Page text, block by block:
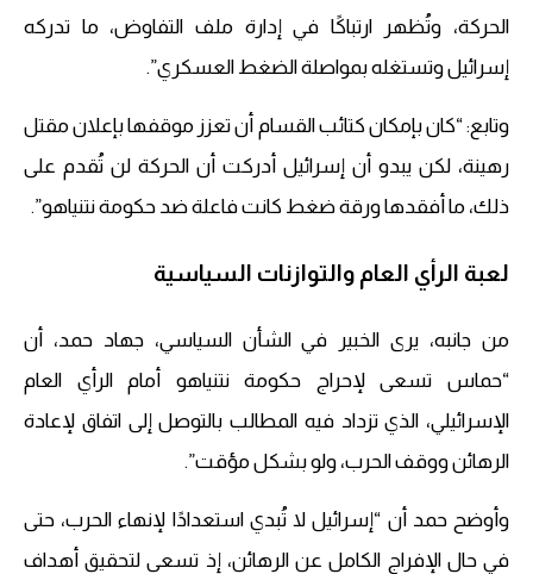
الحركة، وتُظهر ارتباكًا في إدارة ملف التفاوض، ما تدركه
إسرائيل وتستغله بمواصلة الضغط العسكري”.
وتابع: “كان بإمكان كتائب القسام أن تعزز موقفها بإعلان مقتل
رهينة، لكن يبدو أن إسرائيل أدركت أن الحركة لن تُقدم على
ذلك، ما أفقدها ورقة ضغط كانت فاعلة ضد حكومة نتنياهو”.
لعبة الرأي العام والتوازنات السياسية
من جانبه، يرى الخبير في الشأن السياسي، جهاد حمد، أن
“حماس تسعى لإحراج حكومة نتنياهو أمام الرأي العام
الإسرائيلي، الذي تزداد فيه المطالب بالتوصل إلى اتفاق لإعادة
الرهائن ووقف الحرب، ولو بشكل مؤقت”.
وأوضح حمد أن “إسرائيل لا تُبدي استعدادًا لإنهاء الحرب، حتى
في حال الإفراج الكامل عن الرهائن، إذ تسعى لتحقيق أهداف